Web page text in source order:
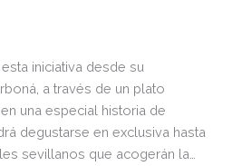
iniciativa desde su
a través de un plato
una especial historia de
degustarse en exclusiva hasta
sevillanos que acogerán la